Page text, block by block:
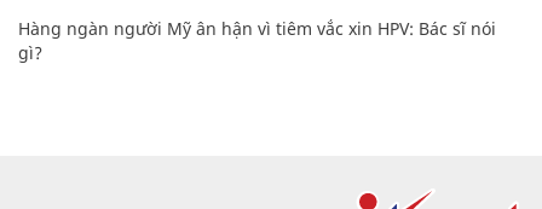
Hàng ngàn người Mỹ ân hận vì tiêm vắc xin HPV: Bác sĩ nói
gì?